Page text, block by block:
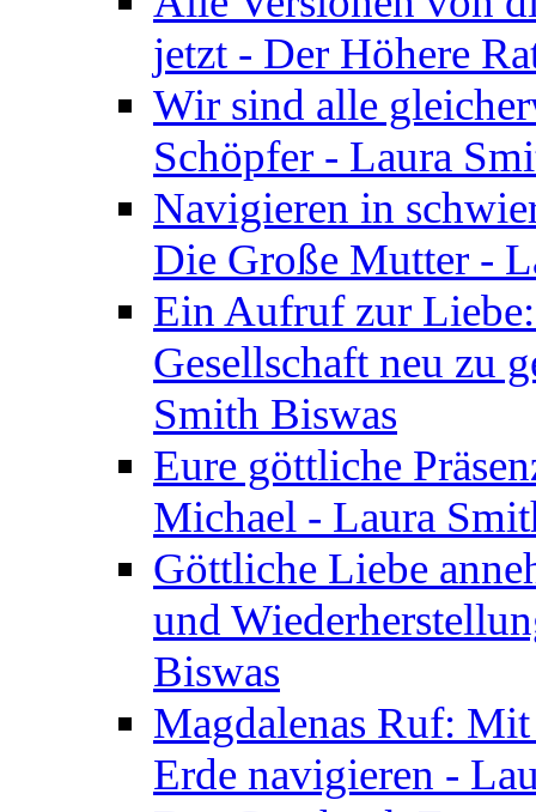
jetzt - Der Höhere
Wir sind alle
Schöpfer - Laura
Navigieren in
Die Große Mutter -
Ein Aufruf zur
Gesellschaft neu zu
Smith Biswas
Eure göttliche
Michael - Laura
Göttliche Liebe
und
Biswas
Magdalenas Ruf:
Erde navigieren -